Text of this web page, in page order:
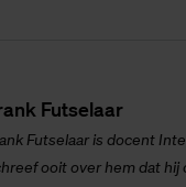
Fut­se­laar
Futselaar is docent
ooit over hem dat hij